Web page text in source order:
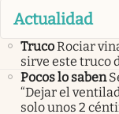
Actualidad
TrucoRociar
sirve este truco
Pocos lo saben
“Dejar el
solo unos 2